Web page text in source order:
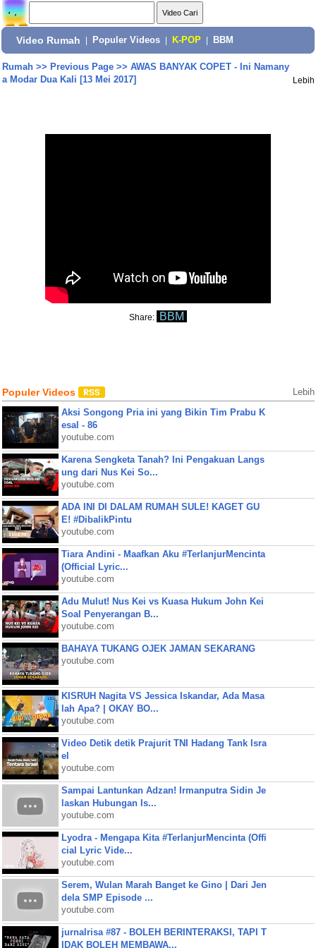
Video Rumah Populer Videos K-POP BBM
Rumah>> Previous Page>> AWAS BANYAK COPET - Ini Namany
a Modar Dua Kali [13 Mei 2017]
Lebih
Share: BBM
Populer Videos Lebih
Aksi Songong Pria ini yang Bikin Tim Prabu K
esal - 86
youtube.com
Karena Sengketa Tanah? Ini Pengakuan Langs
ung dari Nus Kei So...
youtube.com
ADA INI DI DALAM RUMAH SULE! KAGET GU
E! #DibalikPintu
youtube.com
Tiara Andini - Maafkan Aku #TerlanjurMencinta
(Official Lyric...
youtube.com
Adu Mulut! Nus Kei vs Kuasa Hukum John Kei
Soal Penyerangan B...
youtube.com
BAHAYA TUKANG OJEK JAMAN SEKARANG
youtube.com
KISRUH Nagita VS Jessica Iskandar, Ada Masa
lah Apa? | OKAY BO...
youtube.com
Video Detik detik Prajurit TNI Hadang Tank Isra
el
youtube.com
Sampai Lantunkan Adzan! Irmanputra Sidin Je
laskan Hubungan Is...
youtube.com
Lyodra - Mengapa Kita #TerlanjurMencinta (Offi
cial Lyric Vide...
youtube.com
Serem, Wulan Marah Banget ke Gino | Dari Jen
dela SMP Episode ...
youtube.com
jurnalrisa #87 - BOLEH BERINTERAKSI, TAPI T
IDAK BOLEH MEMBAWA...